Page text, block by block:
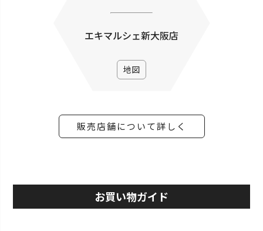
エキマルシェ新大阪店
地図
販売店舗について詳しく
お買い物ガイド